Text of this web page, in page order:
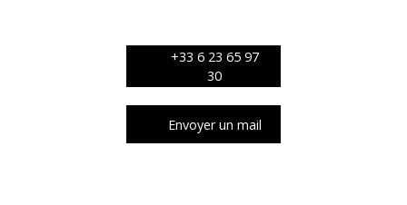
+33 6 23 65 97
30
Envoyer un mail